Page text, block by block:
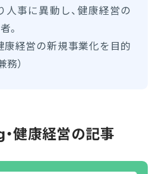
人事に異動し、健康経営の
。
康経営の新規事業化を目的
務）
健康経営の記事